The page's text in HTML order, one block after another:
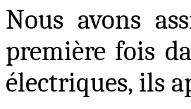
Nous avons
première fois
électriques, ils